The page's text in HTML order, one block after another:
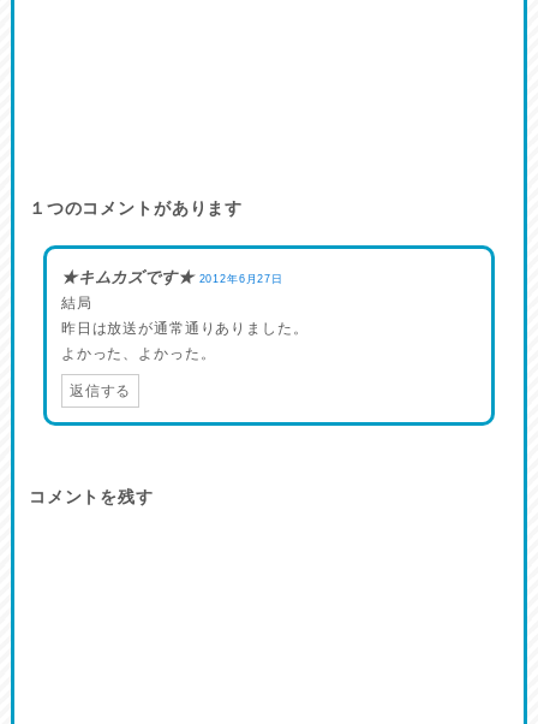
１つのコメントがあります
★キムカズです★ 2012年6月27日
結局
昨日は放送が通常通りありました。
よかった、よかった。
返信する
コメントを残す